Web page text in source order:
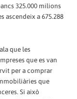
325.000 milions
ascendeix a 675.288
que les
que es van
per a comprar
que
Si això